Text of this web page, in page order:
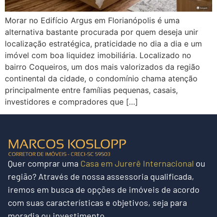
Morar no Edifício Argus em Florianópolis é uma
alternativa bastante procurada por quem deseja unir
localização estratégica, praticidade no dia a dia e um
imóvel com boa liquidez imobiliária. Localizado no
bairro Coqueiros, um dos mais valorizados da região
continental da cidade, o condomínio chama atenção
principalmente entre famílias pequenas, casais,
investidores e compradores que […]
Quer comprar uma Casa em Jurerê Internacional ou
região? Através de nossa assessoria qualificada,
iremos em busca de opções de imóveis de acordo
com suas características e objetivos, seja para